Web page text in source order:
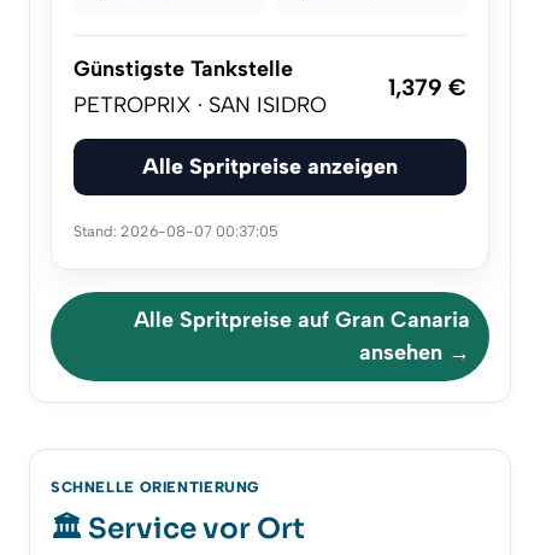
Günstigste Tankstelle
PETROPRIX · SAN ISIDRO
1,379 €
Alle Spritpreise anzeigen
Stand: 2026-08-07 00:37:05
Alle Spritpreise auf Gran Canaria
ansehen →
SCHNELLE ORIENTIERUNG
Service vor Ort